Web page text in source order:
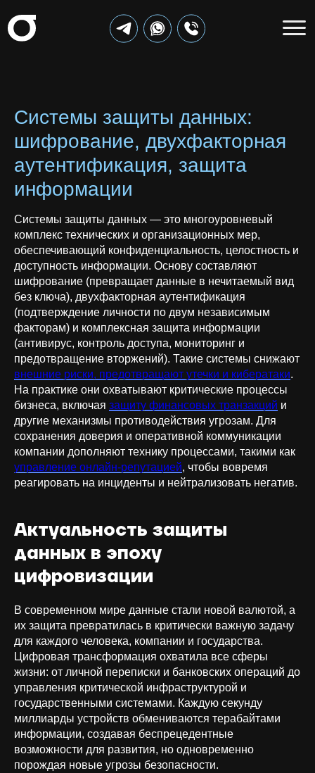
Системы защиты данных:
шифрование, двухфакторная
аутентификация, защита
информации
Системы защиты данных — это многоуровневый
комплекс технических и организационных мер,
обеспечивающий конфиденциальность, целостность и
доступность информации. Основу составляют
шифрование (превращает данные в нечитаемый вид
без ключа), двухфакторная аутентификация
(подтверждение личности по двум независимым
факторам) и комплексная защита информации
(антивирус, контроль доступа, мониторинг и
предотвращение вторжений). Такие системы снижают
внешние риски, предотвращают утечки и кибератаки.
На практике они охватывают критические процессы
бизнеса, включая защиту финансовых транзакций и
другие механизмы противодействия угрозам. Для
сохранения доверия и оперативной коммуникации
компании дополняют технику процессами, такими как
управление онлайн-репутацией, чтобы вовремя
реагировать на инциденты и нейтрализовать негатив.
Актуальность защиты
данных в эпоху
цифровизации
В современном мире данные стали новой валютой, а
их защита превратилась в критически важную задачу
для каждого человека, компании и государства.
Цифровая трансформация охватила все сферы
жизни: от личной переписки и банковских операций до
управления критической инфраструктурой и
государственными системами. Каждую секунду
миллиарды устройств обмениваются терабайтами
информации, создавая беспрецедентные
возможности для развития, но одновременно
порождая новые угрозы безопасности.